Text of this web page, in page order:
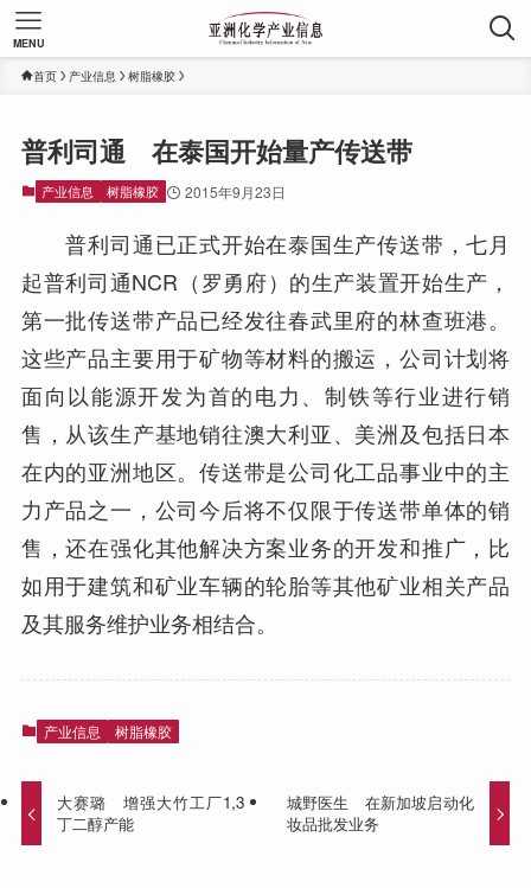
MENU
首页 产业信息 树脂橡胶
普利司通 在泰国开始量产传送带
产业信息 树脂橡胶 2015年9月23日
普利司通已正式开始在泰国生产传送带，七月
起普利司通NCR（罗勇府）的生产装置开始生产，
第一批传送带产品已经发往春武里府的林查班港。
这些产品主要用于矿物等材料的搬运，公司计划将
面向以能源开发为首的电力、制铁等行业进行销
售，从该生产基地销往澳大利亚、美洲及包括日本
在内的亚洲地区。传送带是公司化工品事业中的主
力产品之一，公司今后将不仅限于传送带单体的销
售，还在强化其他解决方案业务的开发和推广，比
如用于建筑和矿业车辆的轮胎等其他矿业相关产品
及其服务维护业务相结合。
产业信息 树脂橡胶
大赛璐 增强大竹工厂1,3
丁二醇产能
城野医生 在新加坡启动化
妆品批发业务